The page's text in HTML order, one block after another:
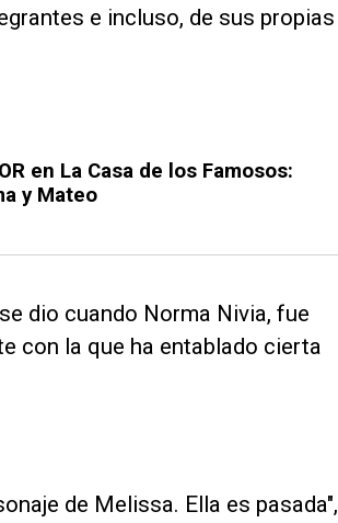
e incluso, de sus propias
en La Casa de los Famosos:
y Mateo
dio cuando Norma Nivia, fue
con la que ha entablado cierta
de Melissa. Ella es pasada",